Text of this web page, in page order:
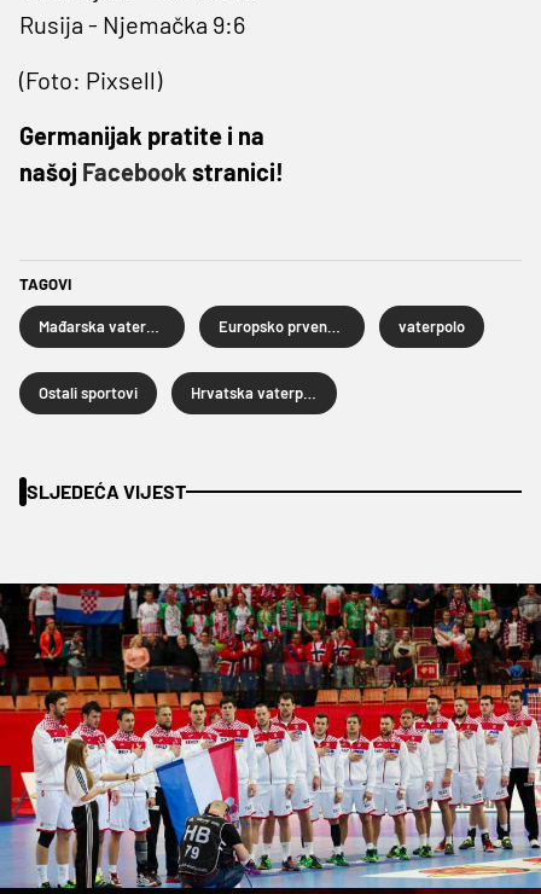
Rusija - Njemačka 9:6
(Foto: Pixsell)
Germanijak pratite i na
našoj Facebook stranici!
TAGOVI
vaterpolo
Ostali sportovi
SLJEDEĆA VIJEST